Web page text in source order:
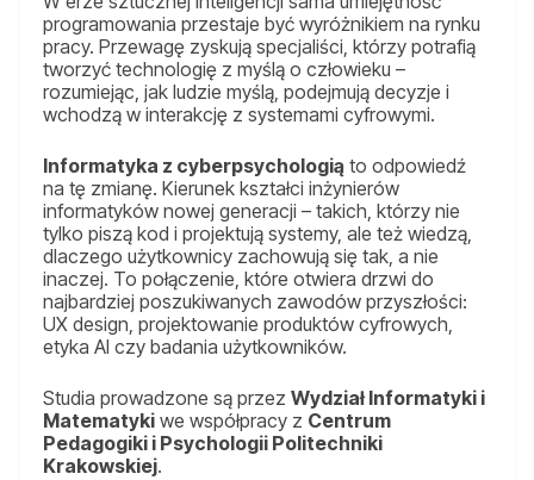
programowania przestaje być wyróżnikiem na rynku
pracy. Przewagę zyskują specjaliści, którzy potrafią
tworzyć technologię z myślą o człowieku –
rozumiejąc, jak ludzie myślą, podejmują decyzje i
wchodzą w interakcję z systemami cyfrowymi.
Informatyka z cyberpsychologią to odpowiedź
na tę zmianę. Kierunek kształci inżynierów
informatyków nowej generacji – takich, którzy nie
tylko piszą kod i projektują systemy, ale też wiedzą,
dlaczego użytkownicy zachowują się tak, a nie
inaczej. To połączenie, które otwiera drzwi do
najbardziej poszukiwanych zawodów przyszłości:
UX design, projektowanie produktów cyfrowych,
etyka AI czy badania użytkowników.
Studia prowadzone są przez Wydział Informatyki i
Matematyki we współpracy z Centrum
Pedagogiki i Psychologii Politechniki
Krakowskiej.